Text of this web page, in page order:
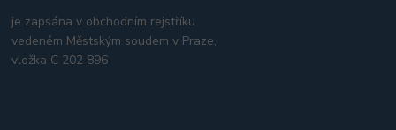
je zapsána v obchodním rejstříku
vedeném Městským soudem v Praze,
vložka C 202 896